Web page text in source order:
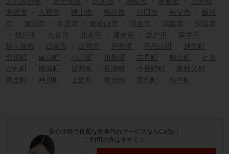
所沢市
・ 入間市 ・ 狭山市 ・ 熊谷市 ・ 行田市 ・ 秩父市 ・ 飯能
・ 加須市 ・ 本庄市 ・ 東松山市 ・ 羽生市 ・ 鴻巣市 ・ 深谷市
・ 桶川市 ・ 久喜市 ・ 北本市 ・ 蓮田市 ・ 坂戸市 ・ 幸手市
・
鶴ヶ島市
・ 日高市 ・ 白岡市 ・ 伊奈町 ・ 毛呂山町 ・ 越生町 ・
滑川町 ・ 嵐山町 ・ 小川町 ・ 川島町 ・ 吉見町 ・ 鳩山町 ・
とき
がわ町 ・ 横瀬町 ・ 皆野町 ・ 長瀞町 ・ 小鹿野町 ・ 東秩父村
・
美里町 ・ 神川町 ・ 上里町 ・ 寄居町 ・ 宮代町 ・杉戸町
安心価格で良質な家事代行サービスならCaSy！
ご利用の方は今すぐ！